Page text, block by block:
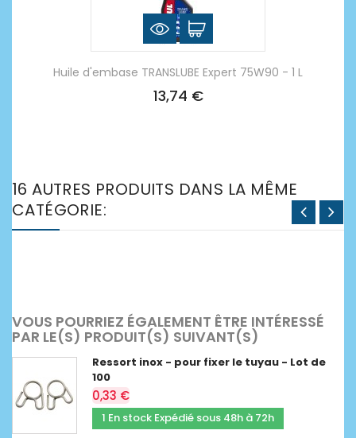
Huile d'embase TRANSLUBE Expert 75W90 - 1 L
13,74 €
16 AUTRES PRODUITS DANS LA MÊME
CATÉGORIE:
VOUS POURRIEZ ÉGALEMENT ÊTRE INTÉRESSÉ
PAR LE(S) PRODUIT(S) SUIVANT(S)
Ressort inox - pour fixer le tuyau - Lot de
100
0,33 €
1 En stock Expédié sous 48h à 72h